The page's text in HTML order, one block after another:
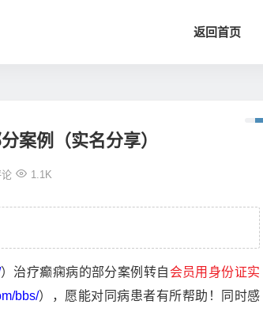
返回首页
案例（实名分享）
1.1K
）治疗癫痫病的部分案例转自 会员用身份证实
bbs/），愿能对同病患者有所帮助！同时感